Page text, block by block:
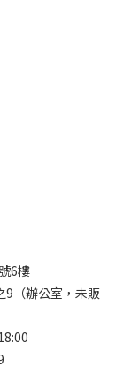
6樓
9（辦公室，未販